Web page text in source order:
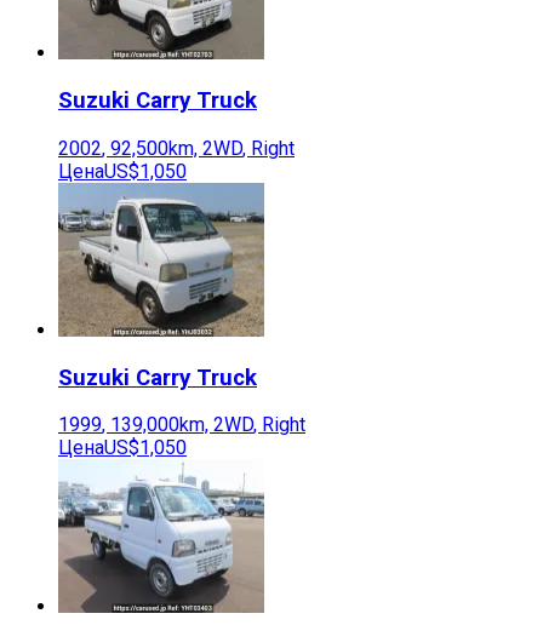
Suzuki Carry Truck
2002, 92,500km, 2WD, Right
ЦенаUS$1,050
Suzuki Carry Truck
1999, 139,000km, 2WD, Right
ЦенаUS$1,050